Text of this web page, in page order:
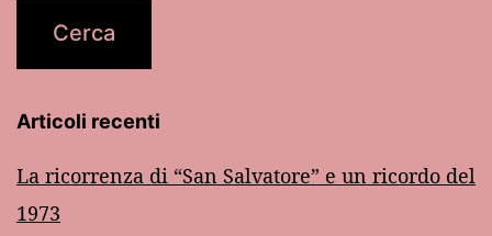
Articoli recenti
La ricorrenza di “San Salvatore” e un ricordo del
1973